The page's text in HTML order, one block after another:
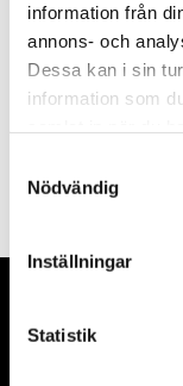
information från
annons- och
Dessa kan i sin
information som
Nödvändig
Inställningar
Statistik
Dina